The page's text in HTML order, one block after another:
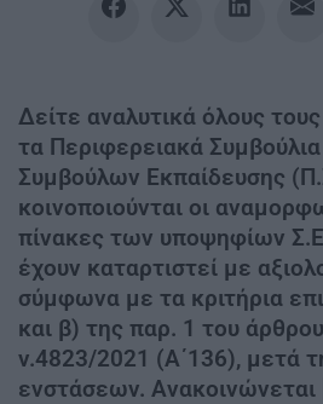
Δείτε αναλυτικά όλους
τα Περιφερειακά
Συμβούλων Εκπαίδευσης
κοινοποιούνται οι
πίνακες των υποψηφίων
έχουν καταρτιστεί με
σύμφωνα με τα κριτήρια
και β) της παρ. 1 του
ν.4823/2021 (Α΄136), μετά
ενστάσεων. Ανακοινώνεται